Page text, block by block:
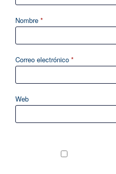
Nombre *
Correo electrónico *
Web